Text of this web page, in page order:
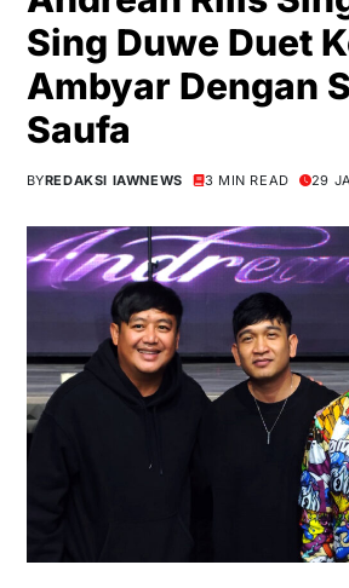
Sing Duwe Duet
Ambyar Dengan
Saufa
BYREDAKSI IAWNEWS 3 MIN READ 29